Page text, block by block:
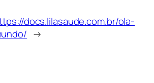
docs.lilasaude.com.br/ola-
→